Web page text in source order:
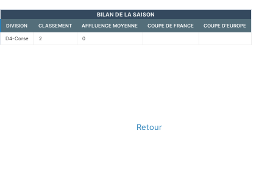
BILAN DE LA SAISON
DIVISION CLASSEMENT AFFLUENCE MOYENNE COUPE DE FRANCE COUPE D'EUROPE
D4-Corse 2 0
Retour